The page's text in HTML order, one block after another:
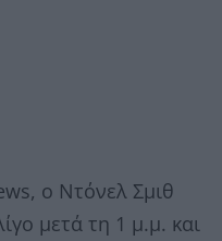
ο Ντόνελ Σμιθ
μετά τη 1 μ.μ. και